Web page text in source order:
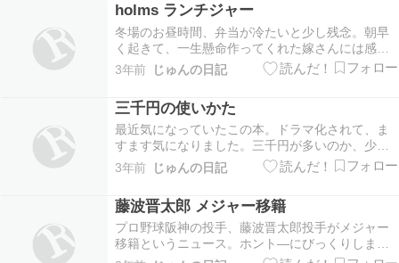
ることを意識すれば、プラス20歳くらいは長生き
できるそう。…
holms ランチジャー
冬場のお昼時間、弁当が冷たいと少し残念。朝早
く起きて、一生懸命作ってくれた嫁さんには感謝
はしているけど、もうちょっと温かかったらな
あ。というそこのだんな様。holmsのランチジャー
当のご飯が食べられるんです。その理由は、弁当
箱の構造…
3年前 じゅんの日記
三千円の使いかた
最近気になっていたこの本。ドラマ化されて、ま
すます気になりました。三千円が多いのか、少な
いのか？これって、今、置かれているあなたの状
況によって変わってくるみたい。経済的に余裕が
は、高く感じるようです。三千円の使いかた。気
になる人はこち…
3年前 じゅんの日記
藤波晋太郎 メジャー移籍
プロ野球阪神の投手、藤波晋太郎投手がメジャー
移籍というニュース。ホント―にびっくりしまし
たね。メジャー移籍の話はあまり出ていなかった